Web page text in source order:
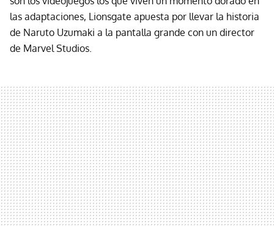
las adaptaciones, Lionsgate apuesta por llevar la historia
de Naruto Uzumaki a la pantalla grande con un director
de Marvel Studios.